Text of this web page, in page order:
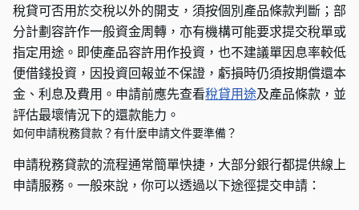
稅貸可否用於交稅以外的開支，須按個別產品條款判斷；部
分計劃容許作一般資金周轉，亦有機構可能要求提交稅單或
指定用途。即使產品容許用作投資，也不建議單因息率較低
便借錢投資，因投資回報並不保證，虧損時仍須按期償還本
金、利息及費用。申請前應先查看稅貸用途及產品條款，並
評估最壞情況下的還款能力。
如何申請稅務貸款？有什麼申請文件要準備？
申請稅務貸款的流程通常簡單快捷，大部分銀行都提供線上
申請服務。一般來說，你可以透過以下途徑提交申請：